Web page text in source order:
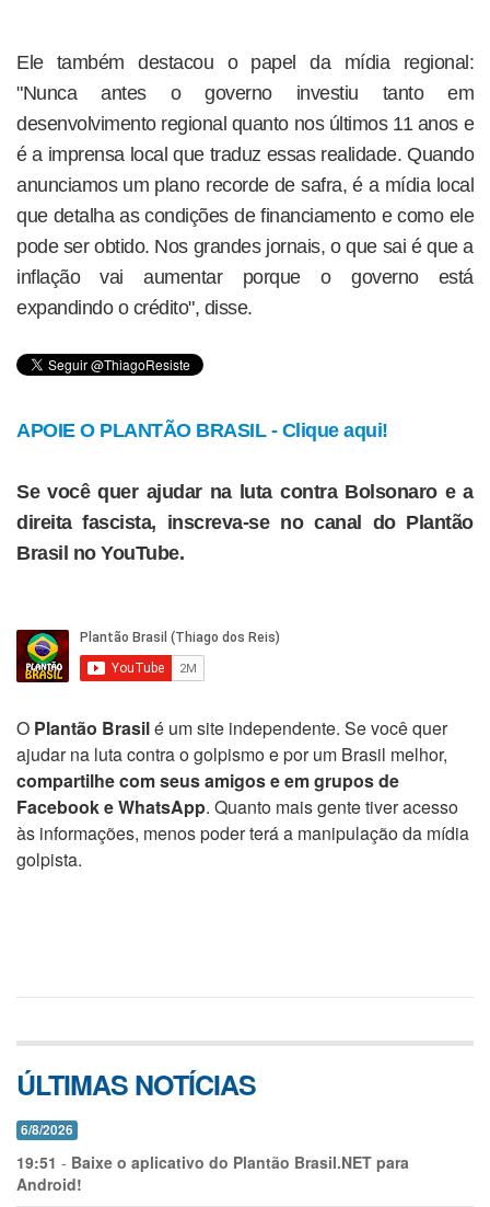
Ele também destacou o papel da mídia regional:
"Nunca antes o governo investiu tanto em
desenvolvimento regional quanto nos últimos 11 anos e
é a imprensa local que traduz essas realidade. Quando
anunciamos um plano recorde de safra, é a mídia local
que detalha as condições de financiamento e como ele
pode ser obtido. Nos grandes jornais, o que sai é que a
inflação vai aumentar porque o governo está
expandindo o crédito", disse.
APOIE O PLANTÃO BRASIL - Clique aqui!
Se você quer ajudar na luta contra Bolsonaro e a
direita fascista, inscreva-se no canal do Plantão
Brasil no YouTube.
O Plantão Brasilé um site independente. Se você quer
ajudar na luta contra o golpismo e por um Brasil melhor,
compartilhe com seus amigos e em grupos de
Facebook e WhatsApp. Quanto mais gente tiver acesso
às informações, menos poder terá a manipulação da mídia
golpista.
ÚLTIMAS NOTÍCIAS
6/8/2026
19:51 - Baixe o aplicativo do Plantão Brasil.NET para
Android!